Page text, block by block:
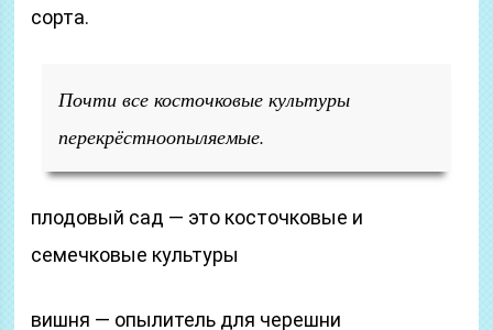
сорта.
Почти все косточковые культуры
перекрёстноопыляемые.
плодовый сад — это косточковые и
семечковые культуры
вишня — опылитель для черешни